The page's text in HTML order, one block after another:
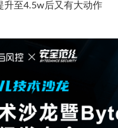
升至4.5w后又有大动作